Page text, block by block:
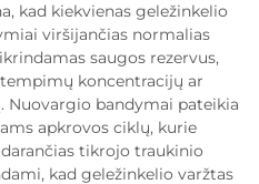
kad kiekvienas geležinkelio
viršijančias normalias
saugos rezervus,
koncentracijų ar
Nuovargio bandymai pateikia
apkrovos ciklų, kurie
tikrojo traukinio
kad geležinkelio varžtas